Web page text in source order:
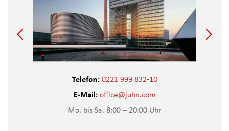
Telefon: 0221 999 832-10
E-Mail: office@juhn.com
Mo. bis Sa. 8:00 – 20:00 Uhr